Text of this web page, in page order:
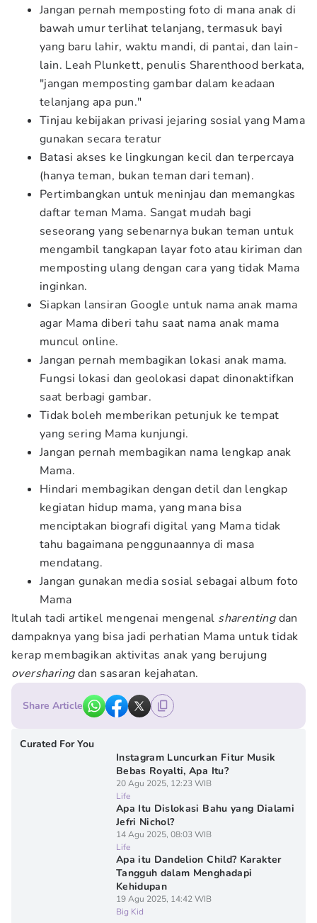
Jangan pernah memposting foto di mana anak di
bawah umur terlihat telanjang, termasuk bayi
yang baru lahir, waktu mandi, di pantai, dan lain-
lain. Leah Plunkett, penulis Sharenthood berkata,
"jangan memposting gambar dalam keadaan
telanjang apa pun."
Tinjau kebijakan privasi jejaring sosial yang Mama
gunakan secara teratur
Batasi akses ke lingkungan kecil dan terpercaya
(hanya teman, bukan teman dari teman).
Pertimbangkan untuk meninjau dan memangkas
daftar teman Mama. Sangat mudah bagi
seseorang yang sebenarnya bukan teman untuk
mengambil tangkapan layar foto atau kiriman dan
memposting ulang dengan cara yang tidak Mama
inginkan.
Siapkan lansiran Google untuk nama anak mama
agar Mama diberi tahu saat nama anak mama
muncul online.
Jangan pernah membagikan lokasi anak mama.
Fungsi lokasi dan geolokasi dapat dinonaktifkan
saat berbagi gambar.
Tidak boleh memberikan petunjuk ke tempat
yang sering Mama kunjungi.
Jangan pernah membagikan nama lengkap anak
Mama.
Hindari membagikan dengan detil dan lengkap
kegiatan hidup mama, yang mana bisa
menciptakan biografi digital yang Mama tidak
tahu bagaimana penggunaannya di masa
mendatang.
Jangan gunakan media sosial sebagai album foto
Mama
Itulah tadi artikel mengenai mengenal sharentingdan
dampaknya yang bisa jadi perhatian Mama untuk tidak
kerap membagikan aktivitas anak yang berujung
oversharingdan sasaran kejahatan.
Share Article
Curated For You
Instagram Luncurkan Fitur Musik
Bebas Royalti, Apa Itu?
20 Agu 2025, 12:23 WIB
Life
Apa Itu Dislokasi Bahu yang Dialami
Jefri Nichol?
14 Agu 2025, 08:03 WIB
Life
Apa itu Dandelion Child? Karakter
Tangguh dalam Menghadapi
Kehidupan
19 Agu 2025, 14:42 WIB
Big Kid